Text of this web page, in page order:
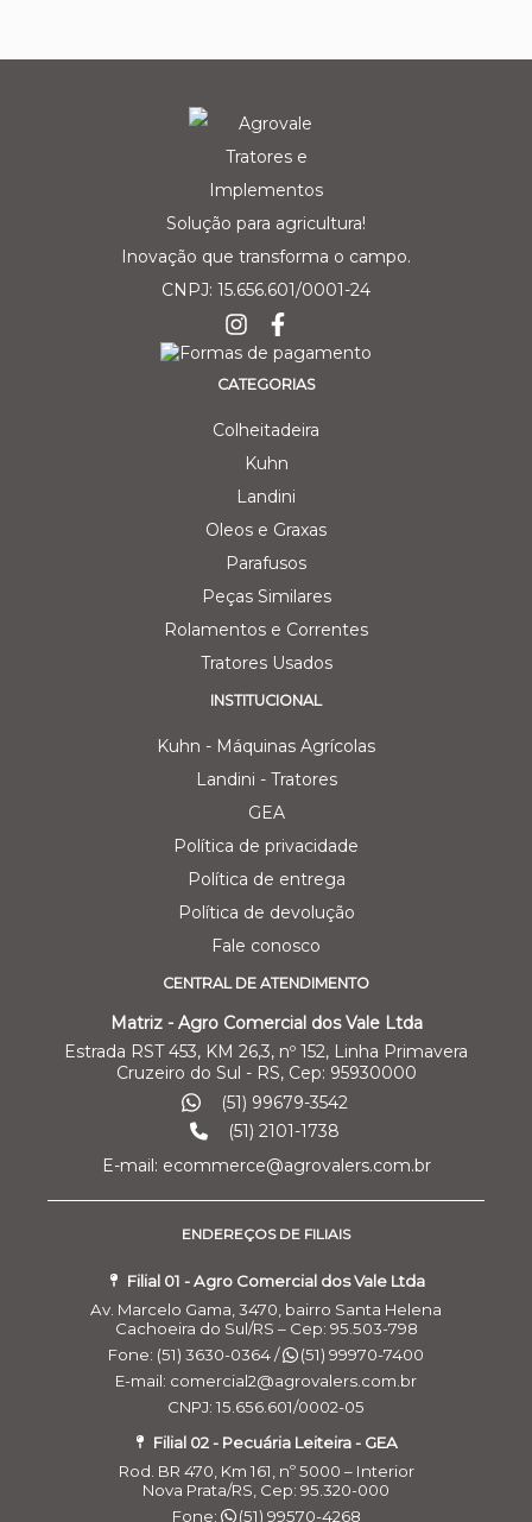
Solução para agricultura!
Inovação que transforma o campo.
CNPJ: 15.656.601/0001-24
CATEGORIAS
Colheitadeira
Kuhn
Landini
Oleos e Graxas
Parafusos
Peças Similares
Rolamentos e Correntes
Tratores Usados
INSTITUCIONAL
Kuhn - Máquinas Agrícolas
Landini - Tratores
GEA
Política de privacidade
Política de entrega
Política de devolução
Fale conosco
CENTRAL DE ATENDIMENTO
Matriz - Agro Comercial dos Vale Ltda
Estrada RST 453, KM 26,3, nº 152, Linha Primavera
Cruzeiro do Sul - RS, Cep: 95930000
(51) 99679-3542
(51) 2101-1738
E-mail: ecommerce@agrovalers.com.br
ENDEREÇOS DE FILIAIS
Filial 01 - Agro Comercial dos Vale Ltda
Av. Marcelo Gama, 3470, bairro Santa Helena
Cachoeira do Sul/RS – Cep: 95.503-798
Fone: (51) 3630-0364 /
(51) 99970-7400
E-mail: comercial2@agrovalers.com.br
CNPJ: 15.656.601/0002-05
Filial 02 - Pecuária Leiteira - GEA
Rod. BR 470, Km 161, nº 5000 – Interior
Nova Prata/RS, Cep: 95.320-000
Fone:
(51) 99570-4268